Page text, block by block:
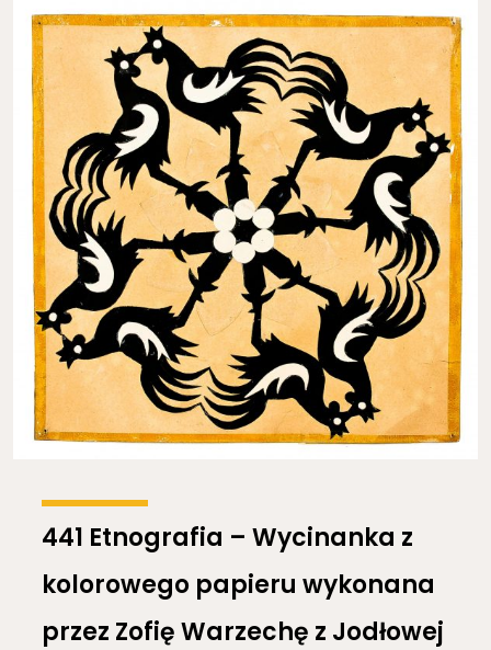
441 Etnografia – Wycinanka z
kolorowego papieru wykonana
przez Zofię Warzechę z Jodłowej